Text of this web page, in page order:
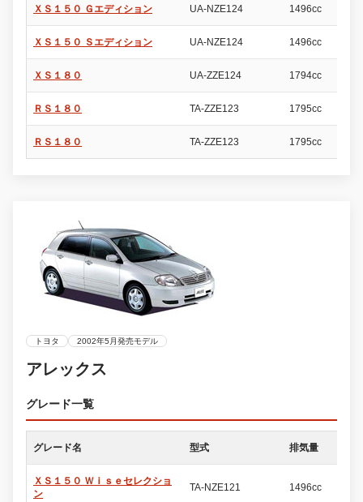
ＸＳ１５０ Ｇエディション UA-NZE124 1496cc
ＸＳ１５０ Ｓエディション UA-NZE124 1496cc
ＸＳ１８０ UA-ZZE124 1794cc
ＲＳ１８０ TA-ZZE123 1795cc
ＲＳ１８０ TA-ZZE123 1795cc
トヨタ 2002年5月発売モデル
アレックス
グレード一覧
グレード名 型式 排気量
ＸＳ１５０ Ｗｉｓｅセレクショ
ン
TA-NZE121 1496cc